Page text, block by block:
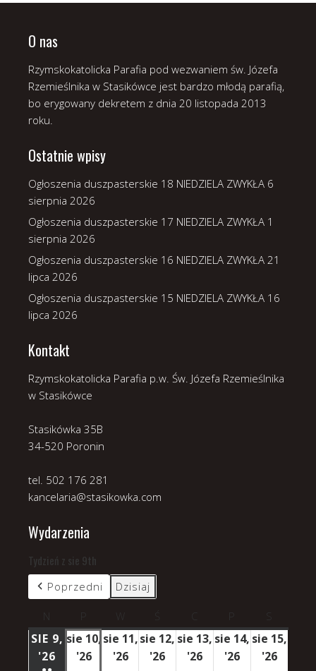
O nas
Rzymskokatolicka Parafia pod wezwaniem św. Józefa
Rzemieślnika w Stasikówce jest bardzo młodą parafią,
bo erygowany dekretem z dnia 20 listopada 2013
roku.
Ostatnie wpisy
Ogłoszenia duszpasterskie 18 NIEDZIELA ZWYKŁA 6
sierpnia 2026
Ogłoszenia duszpasterskie 17 NIEDZIELA ZWYKŁA 1
sierpnia 2026
Ogłoszenia duszpasterskie 16 NIEDZIELA ZWYKŁA 21
lipca 2026
Ogłoszenia duszpasterskie 15 NIEDZIELA ZWYKŁA 16
lipca 2026
Kontakt
Rzymskokatolicka Parafia p.w. Św. Józefa Rzemieślnika
w Stasikówce
Stasikówka 35B
34-520 Poronin
tel. 502 176 281
kancelaria@stasikowka.com
Wydarzenia
Tydzień z sie 9th
Poprzedni Dzisiaj
SIE 9,
'26
sie 10,
'2610
sie 11,
'2611
sie 12,
'26
sie 13,
'26
sie 14,
'26
sie 15,
'26